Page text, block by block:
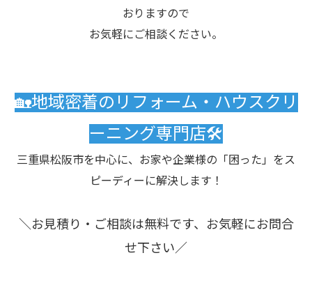
おりますので
お気軽にご相談ください。
🏡地域密着のリフォーム・ハウスクリ
ーニング専門店🛠️
三重県松阪市を中心に、お家や企業様の「困った」をス
ピーディーに解決します！
＼お見積り・ご相談は無料です、お気軽にお問合
せ下さい／